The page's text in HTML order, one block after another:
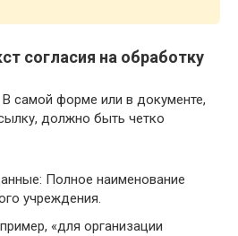
согласия на обработку
самой форме или в документе,
должно быть четко
Полное наименование
учреждения.
«для организации